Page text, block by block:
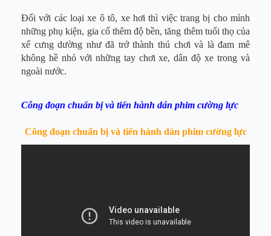
Đối với các loại xe ô tô, xe hơi thì việc trang bị cho mình
những phụ kiện, gia cố thêm độ bền, tăng thêm tuổi thọ của
xế cưng dường như đã trở thành thú chơi và là đam mê
không hề nhỏ với những tay chơi xe, dân độ xe trong và
ngoài nước.
Công đoạn chuẩn bị và tiến hành dán phim cường lực
Công đoạn chuẩn bị và tiến hành dán phim cường lực